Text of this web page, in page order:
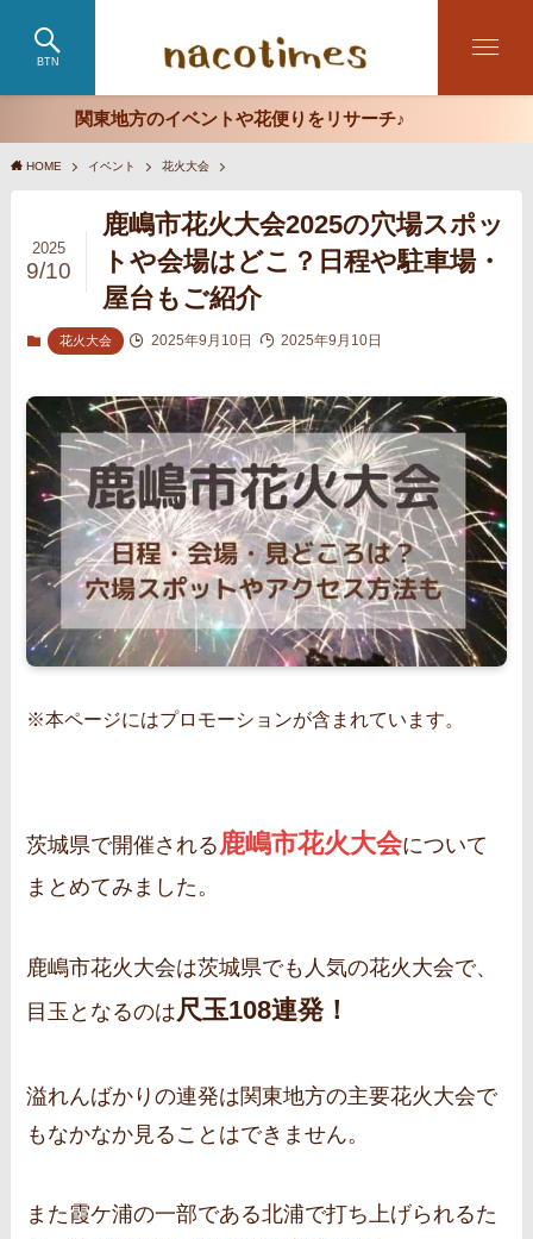
BTN
関東地方のイベントや花便りをリサーチ♪
HOME イベント 花火大会
鹿嶋市花火大会2025の穴場スポッ
トや会場はどこ？日程や駐車場・
屋台もご紹介
2025
9/10
花火大会 2025年9月10日 2025年9月10日
※本ページにはプロモーションが含まれています。
茨城県で開催される 鹿嶋市花火大会について
まとめてみました。
鹿嶋市花火大会は茨城県でも人気の花火大会で、
目玉となるのは 尺玉108連発！
溢れんばかりの連発は関東地方の主要花火大会で
もなかなか見ることはできません。
また霞ケ浦の一部である北浦で打ち上げられるた